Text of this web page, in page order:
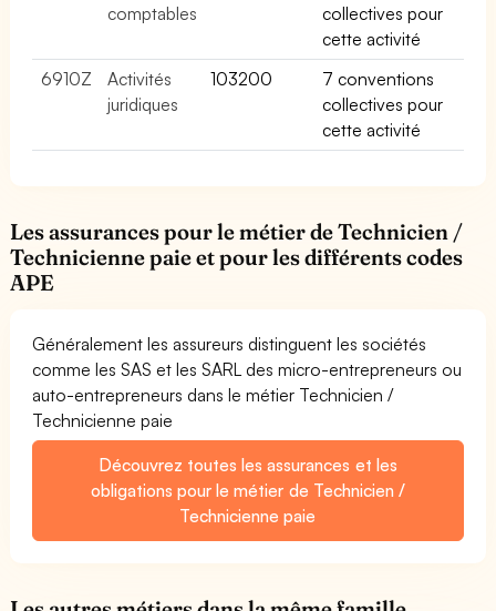
comptables
collectives pour
cette activité
6910Z
Activités
juridiques
103200
7 conventions
collectives pour
cette activité
Les assurances pour le métier de Technicien /
Technicienne paie et pour les différents codes
APE
Généralement les assureurs distinguent les sociétés
comme les SAS et les SARL des micro-entrepreneurs ou
auto-entrepreneurs dans le métier Technicien /
Technicienne paie
Découvrez toutes les assurances et les
obligations pour le métier de Technicien /
Technicienne paie